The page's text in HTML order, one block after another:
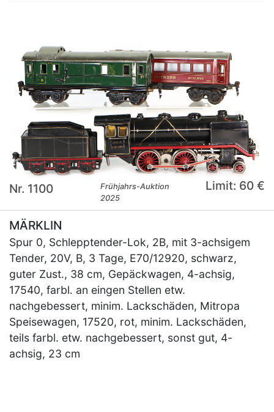
Nr. 1100
Frühjahrs-Auktion
2025
Limit: 60 €
MÄRKLIN
Spur 0, Schlepptender-Lok, 2B, mit 3-achsigem
Tender, 20V, B, 3 Tage, E70/12920, schwarz,
guter Zust., 38 cm, Gepäckwagen, 4-achsig,
17540, farbl. an eingen Stellen etw.
nachgebessert, minim. Lackschäden, Mitropa
Speisewagen, 17520, rot, minim. Lackschäden,
teils farbl. etw. nachgebessert, sonst gut, 4-
achsig, 23 cm